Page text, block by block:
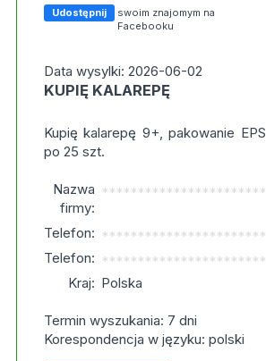
Udostępnij
swoim znajomym na
Facebooku
Data wysylki: 2026-06-02
KUPIĘ KALAREPĘ
Kupię kalarepę 9+, pakowanie EPS
po 25 szt.
Nazwa
firmy:
***********************
Telefon: ***********************
Telefon: ***********************
Kraj: Polska
Termin wyszukania: 7 dni
Korespondencja w języku: polski